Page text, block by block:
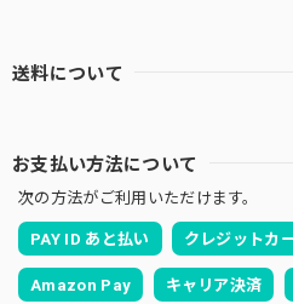
送料について
お支払い方法について
次の方法がご利用いただけます。
PAY ID あと払い クレジットカ
Amazon Pay キャリア決済